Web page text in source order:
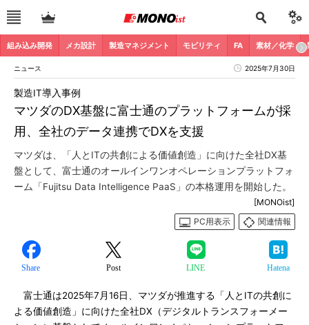
組み込み開発 メカ設計 製造マネジメント モビリティ FA 素材／化学
ニュース 2025年7月30日
マツダのDX基盤に富士通のプラットフォームが採
用、全社のデータ連携でDXを支援
製造IT導入事例
マツダは、「人とITの共創による価値創造」に向けた全社DX基
盤として、富士通のオールインワンオペレーションプラットフォ
ーム「Fujitsu Data Intelligence PaaS」の本格運用を開始した。
[MONOist]
PC用表示
関連情報
Share Post LINE Hatena
富士通は2025年7月16日、マツダが推進する「人とITの共創に
よる価値創造」に向けた全社DX（デジタルトランスフォーメー